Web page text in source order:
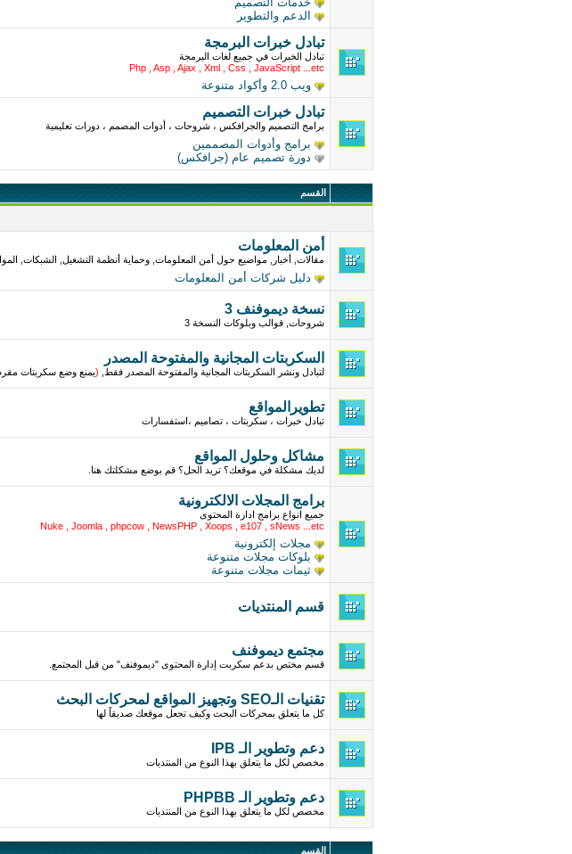
الدعم والتطوير
تبادل خبرات البرمجة
تبادل الخبرات في جميع لغات البرمجة
Php , Asp , Ajax , Xml , Css , JavaScript ...etc
ويب 2.0 وأكواد متنوعة
تبادل خبرات التصميم
برامج التصميم والجرافكس ، شروحات ، أدوات المصمم ، دورات تعليمية
برامج وأدوات المصممين
دورة تصميم عام (جرافكس)
القسم
أمن المعلومات
مقالات, أخبار, مواضيع حول أمن المعلومات, وحماية أنظمة التشغيل, الشبكات,
دليل شركات أمن المعلومات
نسخة ديموفنف 3
شروحات, قوالب وبلوكات النسخة 3
السكربتات المجانية والمفتوحة المصدر
لتبادل ونشر السكربتات المجانية والمفتوحة المصدر فقط, (يمنع وضع سكربتات
تطويرالمواقع
تبادل خبرات ، سكربتات ، تصاميم ،استفسارات
مشاكل وحلول المواقع
لديك مشكلة في موقعك؟ تريد الحل؟ قم بوضع مشكلتك هنا.
برامج المجلات الالكترونية
جميع انواع برامج ادارة المحتوى
Nuke , Joomla , phpcow , NewsPHP , Xoops , e107 , sNews ...etc
مجلات إلكترونية
بلوكات مجلات متنوعة
ثيمات مجلات متنوعة
قسم المنتديات
مجتمع ديموفنف
قسم مختص بدعم سكربت إدارة المحتوى "ديموفنف" من قبل المجتمع.
تقنيات الـSEO وتجهيز المواقع لمحركات البحث
كل ما يتعلق بمحركات البحث وكيف تجعل موقعك صديقاً لها
دعم وتطوير الـ IPB
مخصص لكل ما يتعلق بهذا النوع من المنتديات
دعم وتطوير الـ PHPBB
مخصص لكل ما يتعلق بهذا النوع من المنتديات
القسم